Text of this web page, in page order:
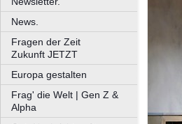
News.
Fragen der Zeit
Zukunft JETZT
Europa gestalten
Frag' die Welt | Gen Z &
Alpha